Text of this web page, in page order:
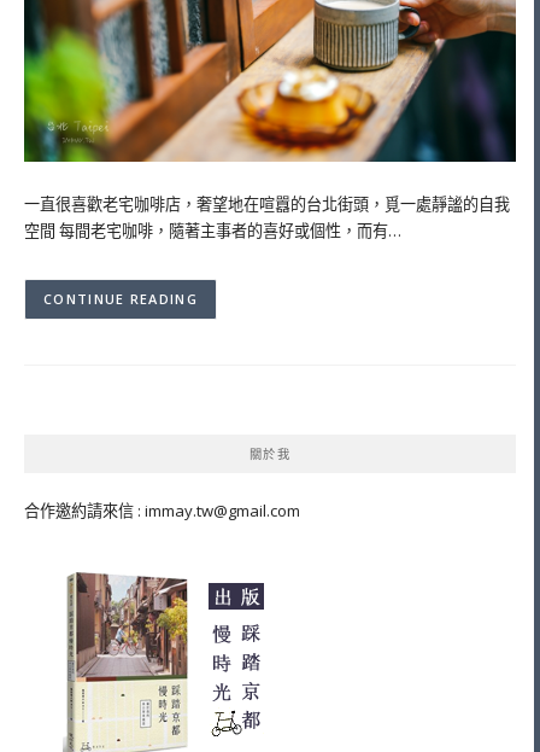
一直很喜歡老宅咖啡店，奢望地在喧囂的台北街頭，覓一處靜謐的自我
空間 每間老宅咖啡，隨著主事者的喜好或個性，而有…
CONTINUE READING
關於我
合作邀約請來信 : immay.tw@gmail.com